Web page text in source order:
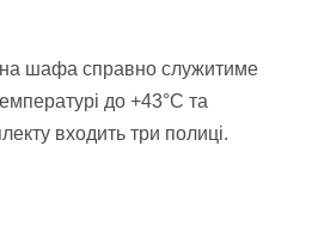
шафа справно служитиме
до +43°C та
входить три полиці.